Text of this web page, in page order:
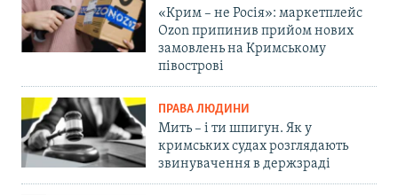
«Крим – не Росія»: маркетплейс
Ozon припинив прийом нових
замовлень на Кримському
півострові
ПРАВА ЛЮДИНИ
Мить – і ти шпигун. Як у
кримських судах розглядають
звинувачення в держзраді